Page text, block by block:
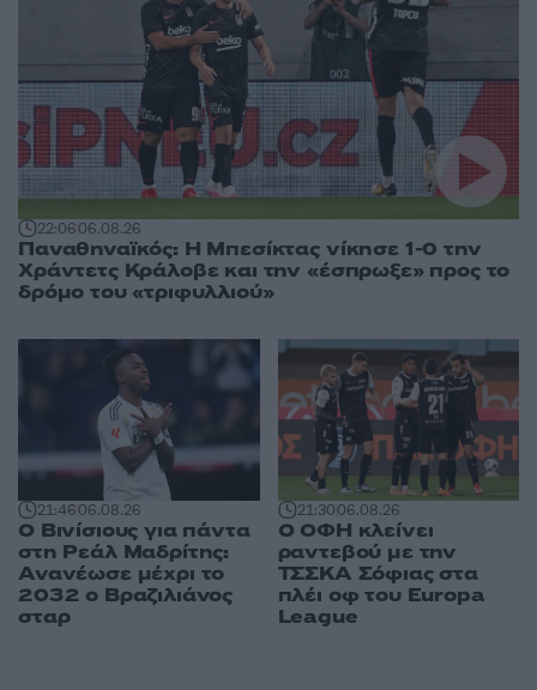
22:0606.08.26
Παναθηναϊκός: Η Μπεσίκτας νίκησε 1-0 την
Χράντετς Κράλοβε και την «έσπρωξε» προς το
δρόμο του «τριφυλλιού»
21:4606.08.26
Ο Βινίσιους για πάντα
στη Ρεάλ Μαδρίτης:
Ανανέωσε μέχρι το
2032 ο Βραζιλιάνος
σταρ
21:3006.08.26
Ο ΟΦΗ κλείνει
ραντεβού με την
ΤΣΣΚΑ Σόφιας στα
πλέι οφ του Europa
League